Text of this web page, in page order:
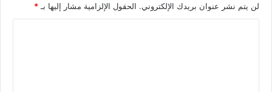
لن يتم نشر عنوان بريدك الإلكتروني. الحقول الإلزامية مشار إليها بـ *